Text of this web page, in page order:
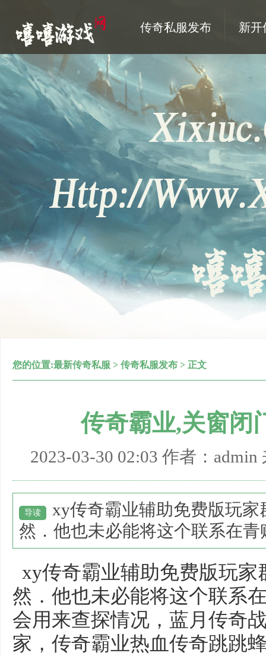
传奇私服发布 新开
您的位置:最新传奇私服 > 传奇私服发布 > 正文
传奇霸业,关窗闭
2023-03-30 02:03 作者：admin
导读
xy传奇霸业辅助免费版玩
然．他也未必能将这个联系在
xy传奇霸业辅助免费版玩
然．他也未必能将这个联系
会用来查探情况，蓝月传奇
家，传奇霸业热血传奇跳跳